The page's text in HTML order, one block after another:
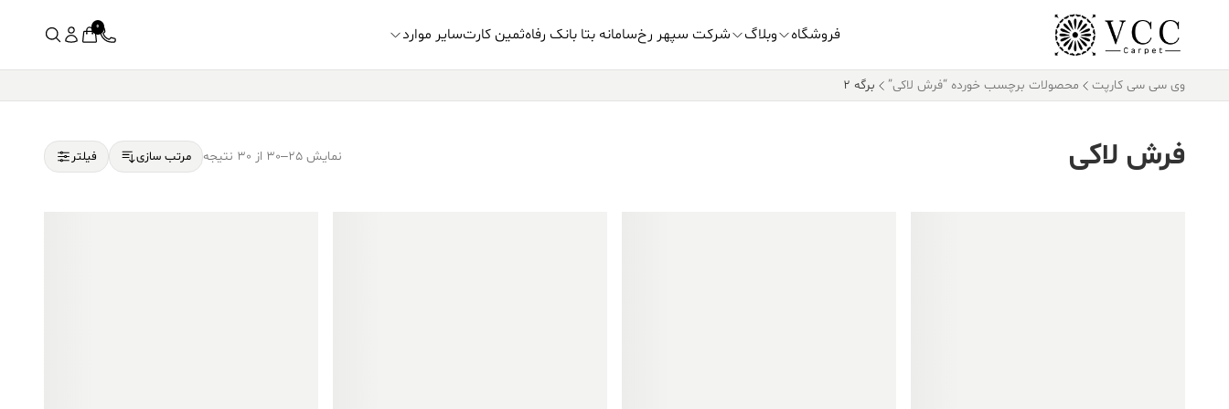
فروشگاه وبلاگ شرکت سپهر رخسامانه بتا بانک رفاهثمین کارتسایر موارد 0
وی سی سی کارپت محصولات برچسب خورده “فرش لاکی” برگه 2
فرش لاکی نمایش 25–30 از 30 نتیجه مرتب سازی فیلتر